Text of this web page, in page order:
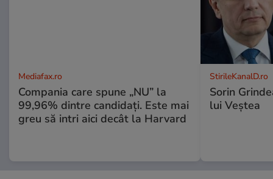
Mediafax.ro
Compania care spune „NU” la
99,96% dintre candidați. Este mai
greu să intri aici decât la Harvard
StirileKanalD.ro
Sorin
lui Veștea